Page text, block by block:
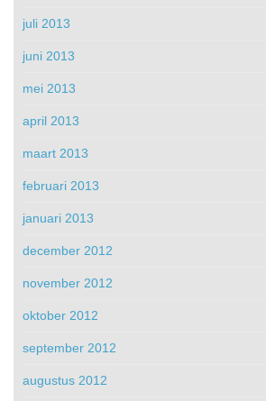
juli 2013
juni 2013
mei 2013
april 2013
maart 2013
februari 2013
januari 2013
december 2012
november 2012
oktober 2012
september 2012
augustus 2012